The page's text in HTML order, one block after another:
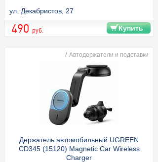
ул. Декабристов, 27
490 руб. Купить
/ Автодержатели и подставки
Держатель автомобильный UGREEN
CD345 (15120) Magnetic Car Wireless
Charger